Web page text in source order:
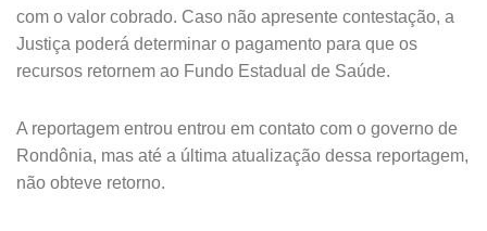
com o valor cobrado. Caso não apresente contestação, a
Justiça poderá determinar o pagamento para que os
recursos retornem ao Fundo Estadual de Saúde.
A reportagem entrou entrou em contato com o governo de
Rondônia, mas até a última atualização dessa reportagem,
não obteve retorno.